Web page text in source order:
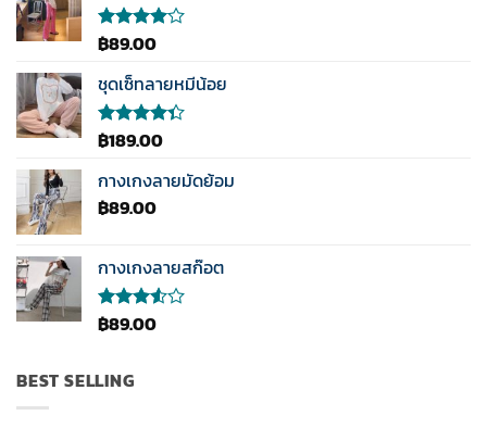
ให้
4.00
ตั้งแต่ 1-
5
คะแนน
฿89.00
ชุดเซ็ทลายหมีน้อย
ให้
4.33
ตั้งแต่ 1-5
คะแนน
฿189.00
กางเกงลายมัดย้อม
฿89.00
กางเกงลายสก๊อต
ให้
ตั้งแต่
1-5
฿89.00
BEST SELLING